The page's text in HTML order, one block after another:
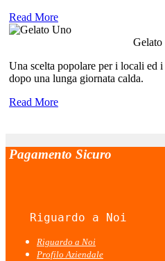
Read More
Una scelta popolare per i locali ed
dopo una lunga giornata calda.
Read More
Pagamento Sicuro
Riguardo a Noi
Riguardo a Noi
Profilo Aziendale